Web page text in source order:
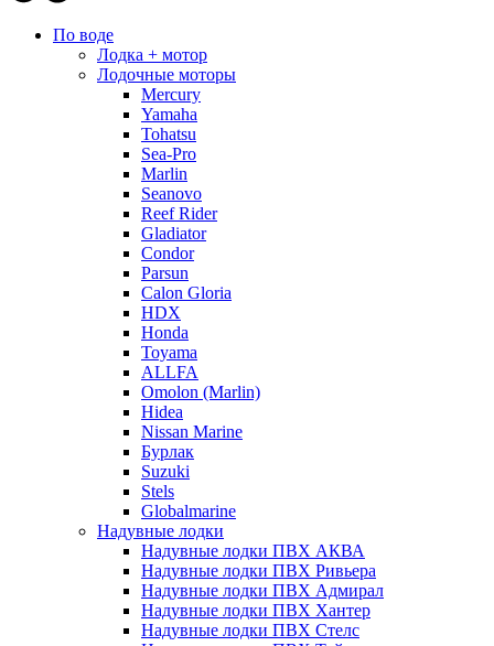
По воде
Лодка + мотор
Лодочные моторы
Mercury
Yamaha
Tohatsu
Sea-Pro
Marlin
Seanovo
Reef Rider
Gladiator
Condor
Parsun
Calon Gloria
HDX
Honda
Toyama
ALLFA
Omolon (Marlin)
Hidea
Nissan Marine
Бурлак
Suzuki
Stels
Globalmarine
Надувные лодки
Надувные лодки ПВХ АКВА
Надувные лодки ПВХ Ривьера
Надувные лодки ПВХ Адмирал
Надувные лодки ПВХ Хантер
Надувные лодки ПВХ Стелс